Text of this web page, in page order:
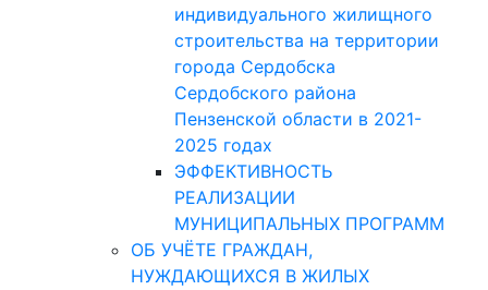
индивидуального жилищного
строительства на территории
города Сердобска
Сердобского района
Пензенской области в 2021-
2025 годах
ЭФФЕКТИВНОСТЬ
РЕАЛИЗАЦИИ
МУНИЦИПАЛЬНЫХ ПРОГРАММ
ОБ УЧЁТЕ ГРАЖДАН,
НУЖДАЮЩИХСЯ В ЖИЛЫХ